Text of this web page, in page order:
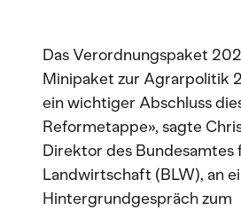
Das Verordnungspaket
Minipaket zur Agrarpolitik
ein wichtiger Abschluss
Reformetappe», sagte
Direktor des Bundesamtes
Landwirtschaft (BLW), an
Hintergrundgespräch zum